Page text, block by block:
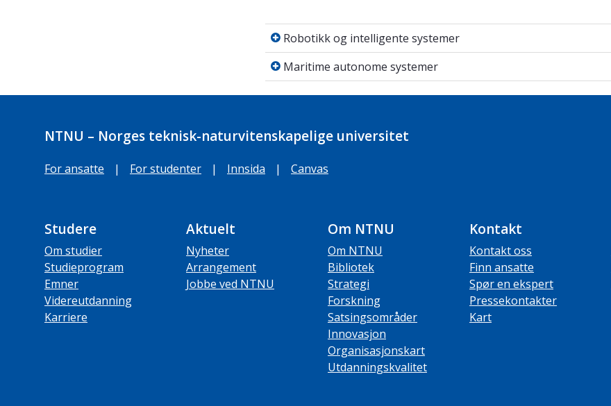
Robotikk og intelligente systemer
Robotikk og intelligente systemer
Maritime autonome systemer
Maritime autonome systemer
NTNU – Norges teknisk-naturvitenskapelige universitet
For ansatte | For studenter | Innsida | Canvas
Studere
Om studier
Studieprogram
Emner
Videreutdanning
Karriere
Aktuelt
Nyheter
Arrangement
Jobbe ved NTNU
Om NTNU
Om NTNU
Bibliotek
Strategi
Forskning
Satsingsområder
Innovasjon
Organisasjonskart
Utdanningskvalitet
Kontakt
Kontakt oss
Finn ansatte
Spør en ekspert
Pressekontakter
Kart